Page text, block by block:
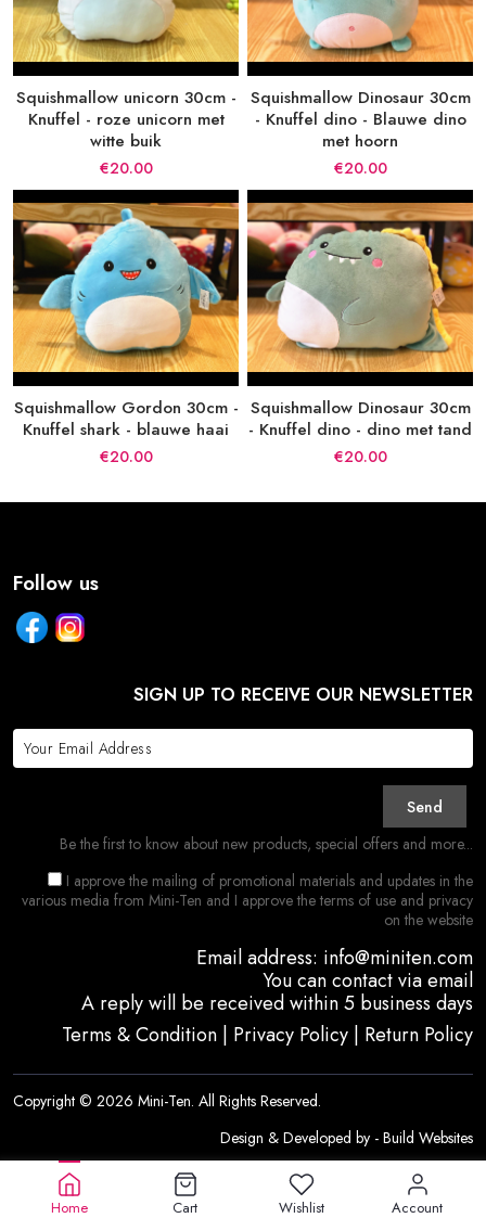
Squishmallow unicorn 30cm -
Knuffel - roze unicorn met
witte buik
€20.00
Squishmallow Dinosaur 30cm
- Knuffel dino - Blauwe dino
met hoorn
€20.00
Squishmallow Gordon 30cm -
Knuffel shark - blauwe haai
€20.00
Squishmallow Dinosaur 30cm
- Knuffel dino - dino met tand
€20.00
Follow us
SIGN UP TO RECEIVE OUR NEWSLETTER
Send
Be the first to know about new products, special offers and more...
I approve the mailing of promotional materials and updates in the
various media from Mini-Ten and I approve the terms of use and privacy
on the website
Email address: info@miniten.com
You can contact via email
A reply will be received within 5 business days
Terms & Condition | Privacy Policy | Return Policy
Copyright © 2026 Mini-Ten. All Rights Reserved.
Design & Developed by - Build Websites
Home Cart Wishlist Account